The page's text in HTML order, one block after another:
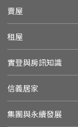
賣屋
租屋
實登與房訊知識
信義居家
集團與永續發展